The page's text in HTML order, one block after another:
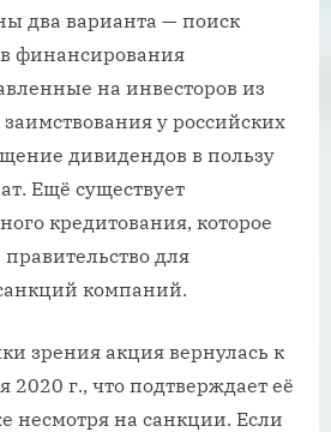
два варианта — поиск
финансирования
на инвесторов из
у российских
дивидендов в пользу
Ещё существует
кредитования, которое
для
компаний.
зрения акция вернулась к
2020 г., что подтверждает её
несмотря на санкции. Если